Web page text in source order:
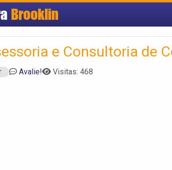
Brooklin
e Consultoria de
Avalie! Visitas: 468